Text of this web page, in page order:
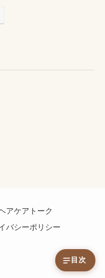
アケアトーク
バシーポリシー
目次